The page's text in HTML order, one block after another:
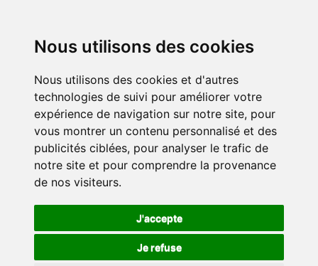
Nous utilisons des cookies
Nous utilisons des cookies et d'autres
technologies de suivi pour améliorer votre
expérience de navigation sur notre site, pour
vous montrer un contenu personnalisé et des
publicités ciblées, pour analyser le trafic de
notre site et pour comprendre la provenance
de nos visiteurs.
J'accepte
Je refuse